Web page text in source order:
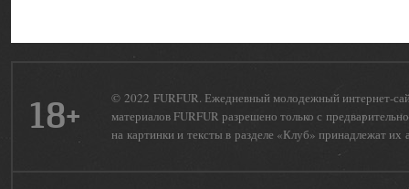
18+
© 2022 FURFUR. Ежедневный молодежный интернет-
материалов FURFUR разрешено только с
на картинки и тексты в разделе «Клуб» принадлежат их